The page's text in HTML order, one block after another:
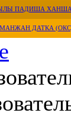
ПАДИША
ДАТКА